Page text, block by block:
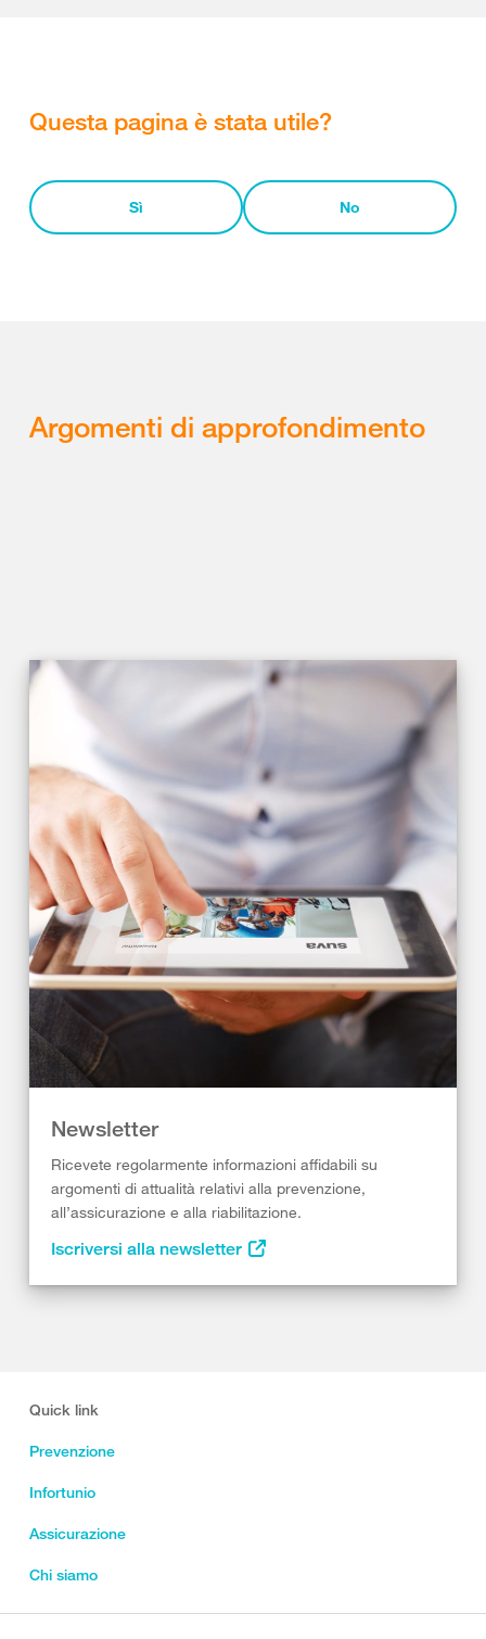
Questa pagina è stata utile?
Sì No
Argomenti di approfondimento
Newsletter
Ricevete regolarmente informazioni affidabili su
argomenti di attualità relativi alla prevenzione,
all’assicurazione e alla riabilitazione.
Iscriversi alla newsletter
Quick link
Prevenzione
Infortunio
Assicurazione
Chi siamo